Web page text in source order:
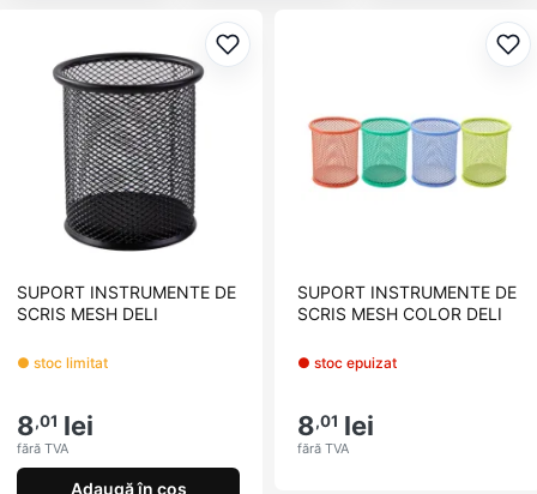
Adaugă la favorite
SUPORT INSTRUMENTE DE
SCRIS MESH DELI
● stoc limitat
8,01 lei
fără TVA
Adaugă în coș
SUPORT INSTRUMENTE DE
SCRIS MESH COLOR DELI
● stoc epuizat
8,01 lei
fără TVA